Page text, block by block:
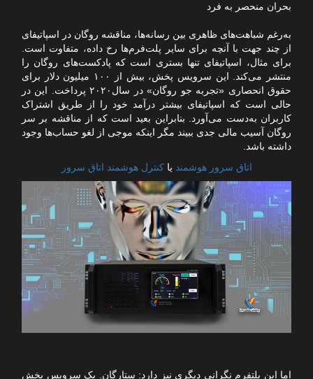
بحران منحصر به فرد
به‌رغم شباهت‌های ظاهری بین رسانه‌ها، مناقشه روگان در اسپاتیفای
از چند جهت با آنچه برای سایر پلت‌فرم‌ها رخ داده، متفاوت است.
برای مثال، اسپاتیفای تنها بستری است که پادکست‌های روگان را
منتشر می‌کند. این سرویس پخش، بیش از ۱۰۰ میلیون دلار برای
حقوق انحصاری «تجربه جو روگان» در سال۲۰۲۰ پرداخت. این در
حالی است که اسپاتیفای بیشتر درآمد خود را از طریق اشتراک
کاربران به‌دست می‌آورد. بنابراین بعید است که از مناقشه بر سر
روگان آسیب مالی جدی ببیند مگر اینکه موجی از لغو حساب‌ها وجود
داشته باشد.
اتاق سرور هوشمند یاکنترل هوشمند اتاق سرور
اما این پلتفرم نگرانی دیگری نیز دارد: ستارگان. یک سرویس پخش